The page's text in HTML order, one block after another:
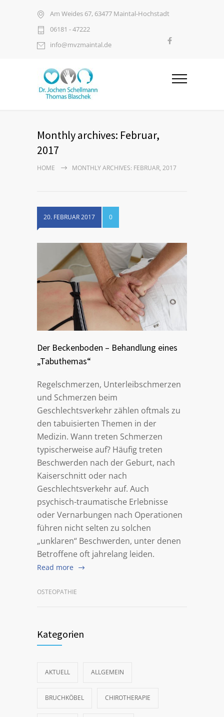
Am Weides 67, 63477 Maintal-Hochstadt
06181 - 47222
info@mvzmaintal.de
Monthly archives: Februar,
2017
HOME MONTHLY ARCHIVES: FEBRUAR, 2017
20. FEBRUAR 2017 0
Der Beckenboden – Behandlung eines
„Tabuthemas“
Regelschmerzen, Unterleibschmerzen
und Schmerzen beim
Geschlechtsverkehr zählen oftmals zu
den tabuisierten Themen in der
Medizin. Wann treten Schmerzen
typischerweise auf? Häufig treten
Beschwerden nach der Geburt, nach
Kaiserschnitt oder nach
Geschlechtsverkehr auf. Auch
psychisch-traumatische Erlebnisse
oder Vernarbungen nach Operationen
führen nicht selten zu solchen
„unklaren“ Beschwerden, unter denen
Betroffene oft jahrelang leiden.
Read more
OSTEOPATHIE
Kategorien
AKTUELL ALLGEMEIN
BRUCHKÖBEL CHIROTHERAPIE